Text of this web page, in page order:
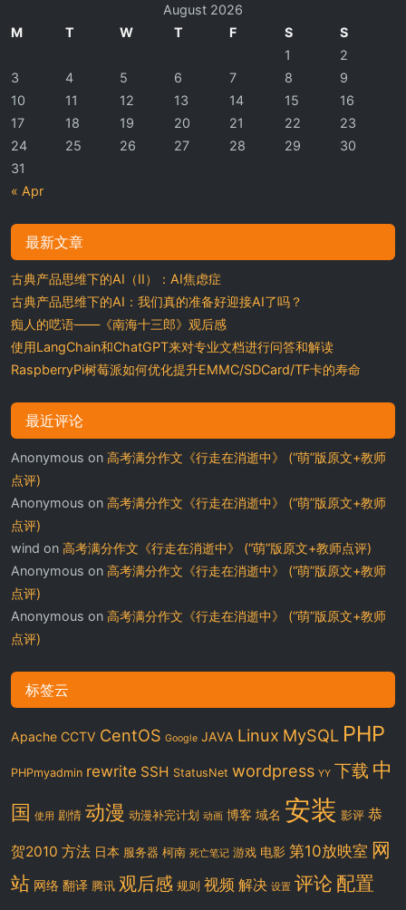
August 2026
M
T W T F S S
« Apr
1
2
3
4 5 6 7 8
9
10
11 12 13 14 15
16
17
18 19 20 21 22
23
24
25 26 27 28 29
30
31
最新文章
古典产品思维下的AI（II）：AI焦虑症
古典产品思维下的AI：我们真的准备好迎接AI了吗？
痴人的呓语——《南海十三郎》观后感
使用LangChain和ChatGPT来对专业文档进行问答和解读
RaspberryPi树莓派如何优化提升EMMC/SDCard/TF卡的寿命
最近评论
Anonymous on 高考满分作文《行走在消逝中》 (“萌”版原文+教师
点评)
Anonymous on 高考满分作文《行走在消逝中》 (“萌”版原文+教师
点评)
wind on 高考满分作文《行走在消逝中》 (“萌”版原文+教师点评)
Anonymous on 高考满分作文《行走在消逝中》 (“萌”版原文+教师
点评)
Anonymous on 高考满分作文《行走在消逝中》 (“萌”版原文+教师
点评)
标签云
Apache CCTV CentOS Google JAVA Linux MySQL PHP
PHPmyadmin rewrite SSH StatusNet wordpress YY 下载 中
国 使用 剧情 动漫 动漫补完计划 动画 博客 域名 安装 影评 恭
贺2010 方法 日本 服务器 柯南 死亡笔记 游戏 电影 第10放映室 网
站 网络 翻译 腾讯 观后感 规则 视频 解决 设置 评论 配置